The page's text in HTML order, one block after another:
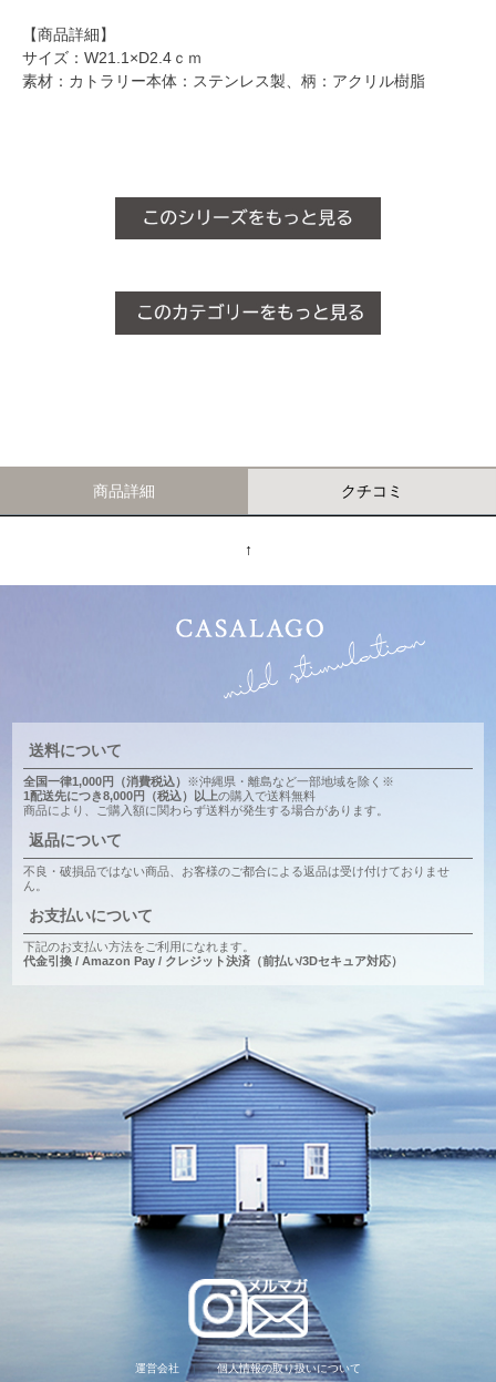
【商品詳細】
サイズ：W21.1×D2.4ｃｍ
素材：カトラリー本体：ステンレス製、柄：アクリル樹脂
商品詳細 クチコミ
↑
送料について
全国一律1,000円（消費税込） ※沖縄県・離島など一部地域を除く※
1配送先につき8,000円（税込）以上の購入で送料無料
商品により、ご購入額に関わらず送料が発生する場合があります。
返品について
不良・破損品ではない商品、お客様のご都合による返品は受け付けておりませ
ん。
お支払いについて
下記のお支払い方法をご利用になれます。
代金引換 / Amazon Pay / クレジット決済（前払い/3Dセキュア対応）
運営会社 個人情報の取り扱いについて